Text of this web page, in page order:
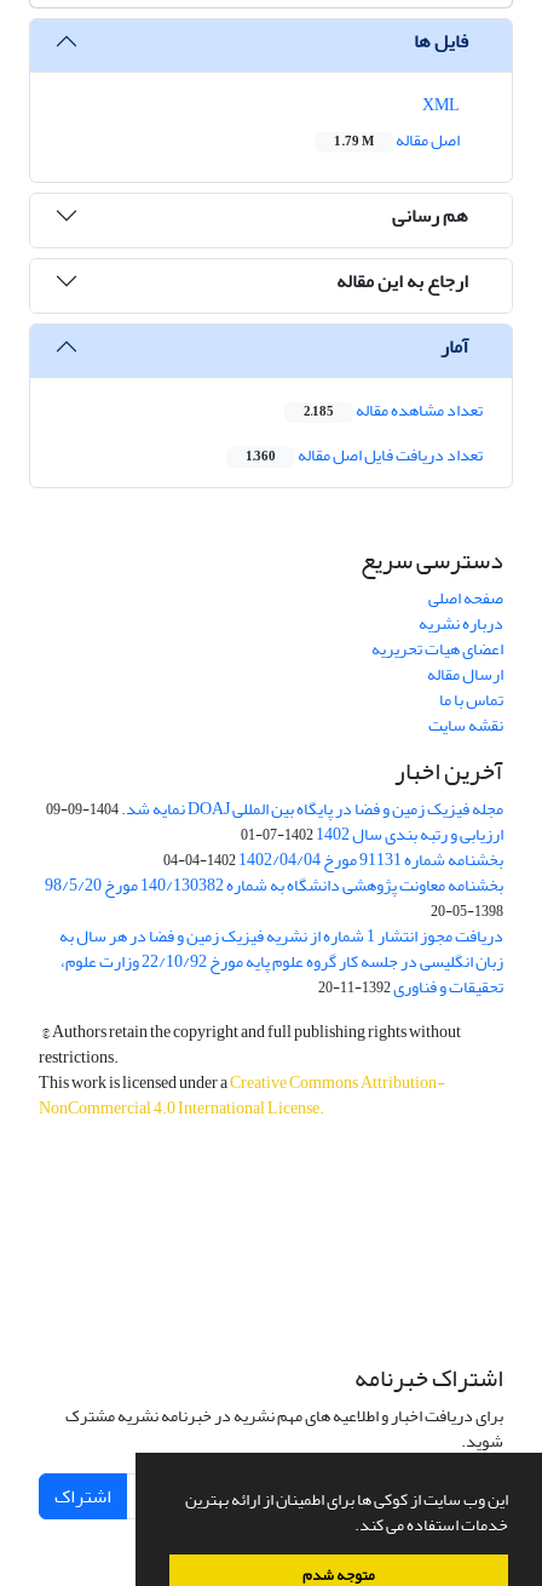
این وب سایت از کوکی ها برای اطمینان از ارائه بهترین
خدمات استفاده می کند.
متوجه شدم
فایل ها
اصل مقاله
1.79 M
هم رسانی
ارجاع به این مقاله
آمار
تعداد مشاهده مقاله 2,185
تعداد دریافت فایل اصل مقاله 1,360
دسترسی سریع
صفحه اصلی
درباره نشریه
اعضای هیات تحریریه
ارسال مقاله
تماس با ما
نقشه سایت
آخرین اخبار
مجله فیزیک زمین و فضا در پایگاه بین المللی DOAJ نمایه شد. 1404-09-09
ارزیابی و رتبه بندی سال 1402 1402-07-01
بخشنامه شماره 91131 مورخ 1402/04/04 1402-04-04
بخشنامه معاونت پژوهشی دانشگاه به شماره 140/130382 مورخ 98/5/20
1398-05-20
دریافت مجوز انتشار 1 شماره از نشریه فیزیک زمین و فضا در هر سال به
زبان انگلیسی در جلسه کار گروه علوم پایه مورخ 22/10/92 وزارت علوم،
تحقیقات و فناوری1392-11-20
© Authors retain the copyright and full publishing rights without
restrictions.
This work is licensed under aCreative Commons Attribution-
NonCommercial 4.0 International License.
اشتراک خبرنامه
برای دریافت اخبار و اطلاعیه های مهم نشریه در خبرنامه نشریه مشترک
شوید.
اشتراک